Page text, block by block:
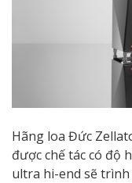
Hãng loa Đức
được chế tác có độ
ultra hi-end sẽ